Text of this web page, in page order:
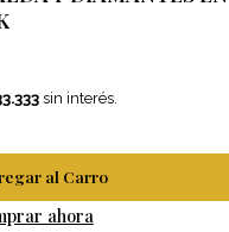
sin interés.
al Carro
ahora